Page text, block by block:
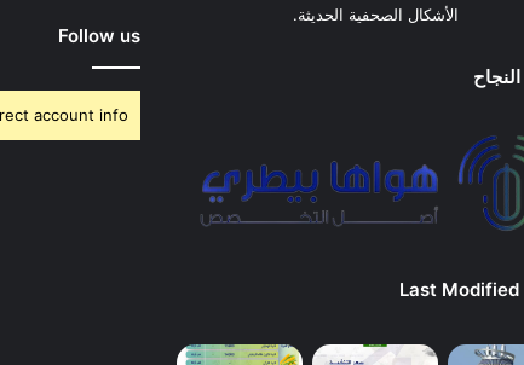
الأشكال الصحفية الحديثة.
Last Modified
Follow us
account info.